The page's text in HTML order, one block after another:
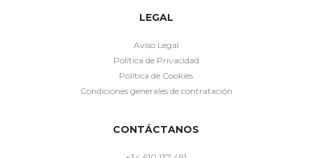
LEGAL
Aviso Legal
Política de Privacidad
Política de Cookies
Condiciones generales de contratación
CONTÁCTANOS